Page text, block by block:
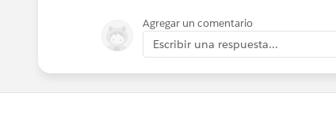
                }
           }
Agregar un comentario
Escribir una respuesta...